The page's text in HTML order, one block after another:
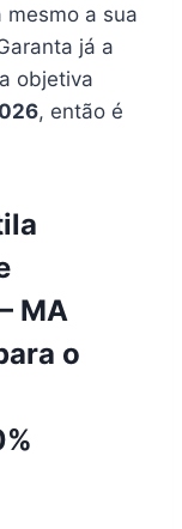
mesmo a sua
já a
objetiva
, então é
MA
o